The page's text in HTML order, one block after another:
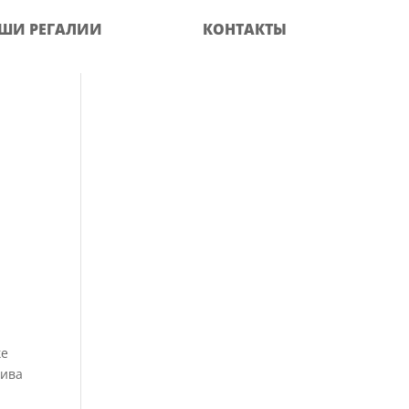
РЕГАЛИИ КОНТАКТЫ